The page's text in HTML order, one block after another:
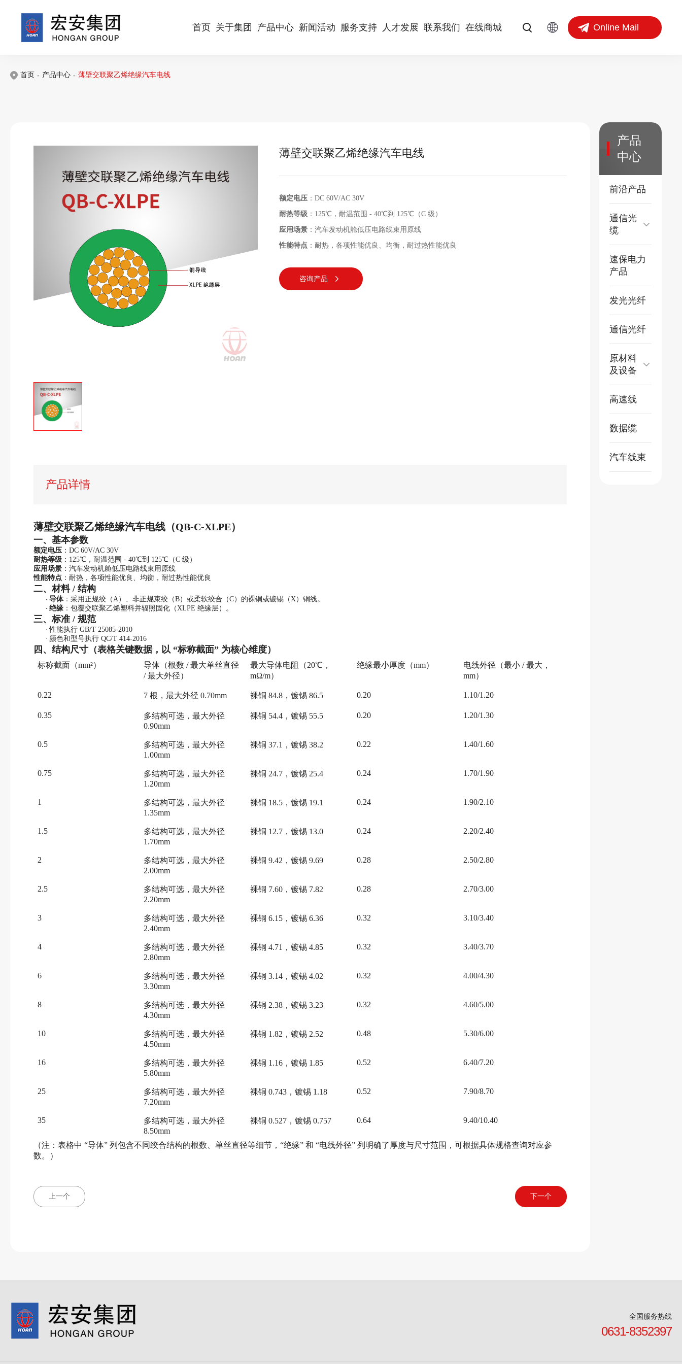
首页 关于集团 产品中心 新闻活动 服务支持 人才发展 联系我们 在线商城 Online Mail
首页 - 产品中心 - 薄壁交联聚乙烯绝缘汽车电线
薄壁交联聚乙烯绝缘汽车电线
额定电压 ：DC 60V/AC 30V
耐热等级：125℃，耐温范围 - 40℃到 125℃（C 级）
应用场景：汽车发动机舱低压电路线束用原线
性能特点：耐热，各项性能优良、均衡，耐过热性能优良
咨询产品
产品详情
薄壁交联聚乙烯绝缘汽车电线（QB-C-XLPE）
一、基本参数
额定电压 ：DC 60V/AC 30V
耐热等级 ： 125℃，耐温范围 - 40℃到 125℃（C 级）
应用场景 ：汽车发动机舱低压电路线束用原线
性能特点 ：耐热，各项性能优良、均衡，耐过热性能优良
二、材料 / 结构
·导体：采用正规绞（A）、非正规束绞（B）或柔软绞合（C）的裸铜或镀锡（X）铜线。
·绝缘 ：包覆交联聚乙烯塑料并辐照固化（XLPE 绝缘层）。
三、标准 / 规范
·性能执行 GB/T 25085-2010
· 颜色和型号执行 QC/T 414-2016
四、结构尺寸（表格关键数据，以 “标称截面” 为核心维度）
标称截面（mm²） 导体（根数 / 最大单丝直径
/ 最大外径）
最大导体电阻（20℃，
mΩ/m）
绝缘最小厚度（mm） 电线外径（最小 / 最大，
mm）
0.22 7 根，最大外径 0.70mm 裸铜 84.8，镀锡 86.5 0.20 1.10/1.20
0.35
多结构可选，最大外径
0.90mm
裸铜 54.4，镀锡 55.5 0.20 1.20/1.30
0.5
多结构可选，最大外径
1.00mm
裸铜 37.1，镀锡 38.2 0.22 1.40/1.60
0.75
多结构可选，最大外径
1.20mm
裸铜 24.7，镀锡 25.4 0.24 1.70/1.90
1
多结构可选，最大外径
1.35mm
裸铜 18.5，镀锡 19.1 0.24 1.90/2.10
1.5
多结构可选，最大外径
1.70mm
裸铜 12.7，镀锡 13.0 0.24 2.20/2.40
2
多结构可选，最大外径
2.00mm
裸铜 9.42，镀锡 9.69 0.28 2.50/2.80
2.5
多结构可选，最大外径
2.20mm
裸铜 7.60，镀锡 7.82 0.28 2.70/3.00
3
多结构可选，最大外径
2.40mm
裸铜 6.15，镀锡 6.36 0.32 3.10/3.40
4
多结构可选，最大外径
2.80mm
裸铜 4.71，镀锡 4.85 0.32 3.40/3.70
6
多结构可选，最大外径
3.30mm
裸铜 3.14，镀锡 4.02 0.32 4.00/4.30
8
多结构可选，最大外径
4.30mm
裸铜 2.38，镀锡 3.23 0.32 4.60/5.00
10
多结构可选，最大外径
4.50mm
裸铜 1.82，镀锡 2.52 0.48 5.30/6.00
16
多结构可选，最大外径
5.80mm
裸铜 1.16，镀锡 1.85 0.52 6.40/7.20
25
多结构可选，最大外径
7.20mm
裸铜 0.743，镀锡 1.18 0.52 7.90/8.70
35
多结构可选，最大外径
8.50mm
裸铜 0.527，镀锡 0.757 0.64 9.40/10.40
（注：表格中 “导体” 列包含不同绞合结构的根数、单丝直径等细节，“绝缘” 和 “电线外径” 列明确了厚度与尺寸范围，可根据具体规格查询对应参
数。）
上一个 下一个
产品
中心
前沿产品
通信光
缆
速保电力
产品
发光光纤
通信光纤
原材料
及设备
高速线
数据缆
汽车线束
全国服务热线
0631-8352397